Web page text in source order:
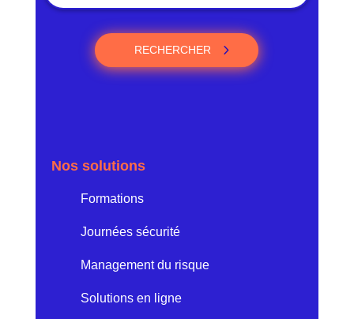
RECHERCHER
Nos solutions
Formations
Journées sécurité
Management du risque
Solutions en ligne